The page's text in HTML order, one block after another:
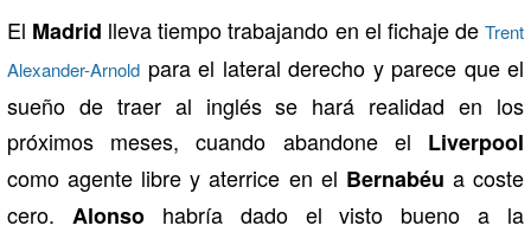
El Madrid lleva tiempo trabajando en el fichaje deTrent
Alexander-Arnold para el lateral derecho y parece que el
sueño de traer al inglés se hará realidad en los
próximos meses, cuando abandone el Liverpool
como agente libre y aterrice en el Bernabéu a coste
cero. Alonso habría dado el visto bueno a la